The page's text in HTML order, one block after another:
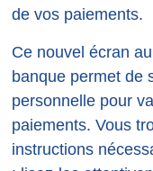
de vos paiements.
Ce nouvel écran
banque permet de
personnelle pour
paiements. Vous
instructions